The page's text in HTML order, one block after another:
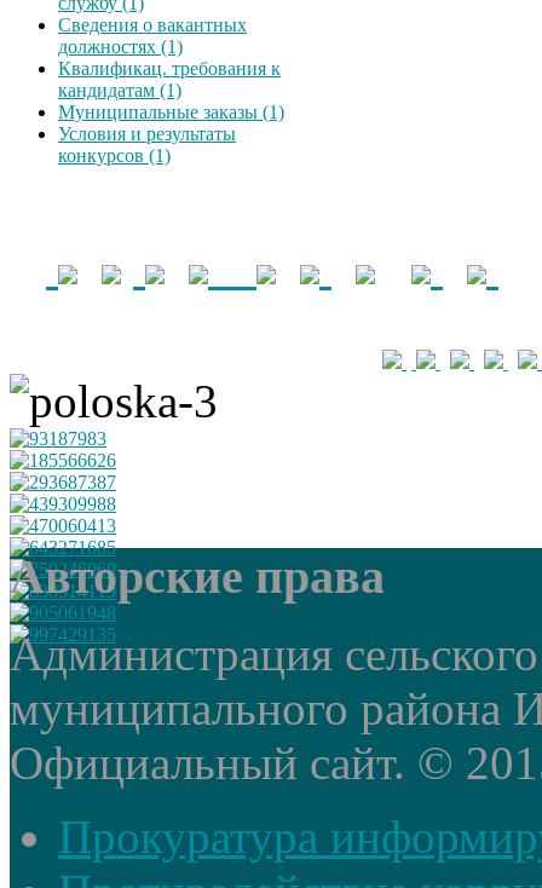
Сведения о вакантных
должностях (1)
Квалификац. требования к
кандидатам (1)
Муниципальные заказы (1)
Условия и результаты
конкурсов (1)
Авторские права
Администрация
муниципального района
Официальный сайт. ©
Прокуратура